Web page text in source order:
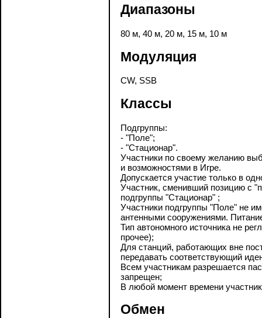
Диапазоны
80 м, 40 м, 20 м, 15 м, 10 м
Модуляция
CW, SSB
Классы
Подгруппы:
- "Поле";
- "Стационар".
Участники по своему желанию
и возможностями в Игре.
Допускается участие только в
Участник, сменивший позицию с
подгруппы "Стационар" ;
Участники подгруппы "Поле" не
антенными сооружениями.
Тип автономного источника не
прочее);
Для станций, работающих вне
передавать соответствующий
Всем участникам разрешается
запрещен;
В любой момент времени
Обмен